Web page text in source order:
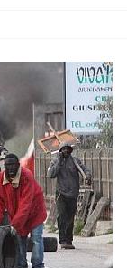
de la Police militaire